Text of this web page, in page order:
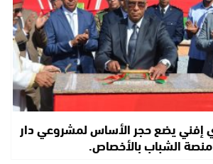
إفني يضع حجر الأساس لمشروعي دار
الشباب بالأخصاص.